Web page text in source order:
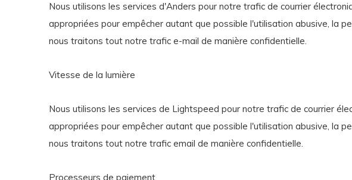
Nous utilisons les services d'Anders pour notre trafic de courrier
appropriées pour empêcher autant que possible l'utilisation abusive, la
nous traitons tout notre trafic e-mail de manière confidentielle.
Vitesse de la lumière
Nous utilisons les services de Lightspeed pour notre trafic de courrier
appropriées pour empêcher autant que possible l'utilisation abusive, la
nous traitons tout notre trafic email de manière confidentielle.
Processeurs de paiement